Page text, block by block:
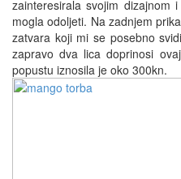
zainteresirala svojim dizajnom
mogla odoljeti. Na zadnjem
zatvara koji mi se posebno
zapravo dva lica doprinosi
popustu iznosila je oko 300kn.